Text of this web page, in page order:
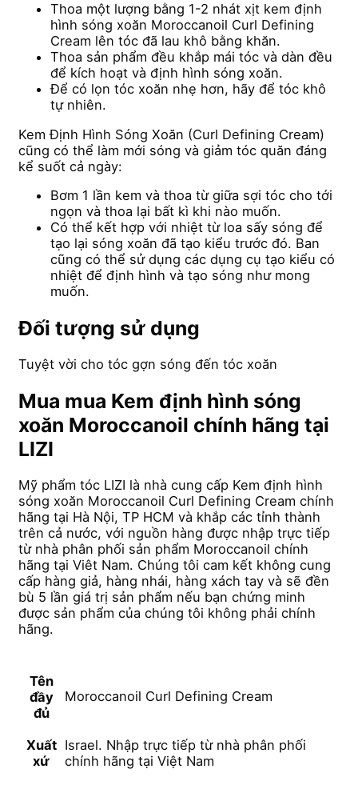
Thoa một lượng bằng 1-2 nhát xịt kem định
hình sóng xoăn Moroccanoil Curl Defining
Cream lên tóc đã lau khô bằng khăn.
Thoa sản phẩm đều khắp mái tóc và dàn đều
để kích hoạt và định hình sóng xoăn.
Để có lọn tóc xoăn nhẹ hơn, hãy để tóc khô
tự nhiên.
Kem Định Hình Sóng Xoăn (Curl Defining Cream)
cũng có thể làm mới sóng và giảm tóc quăn đáng
kể suốt cả ngày:
Bơm 1 lần kem và thoa từ giữa sợi tóc cho tới
ngọn và thoa lại bất kì khi nào muốn.
Có thể kết hợp với nhiệt từ loa sấy sóng để
tạo lại sóng xoăn đã tạo kiểu trước đó. Ban
cũng có thể sử dụng các dụng cụ tạo kiểu có
nhiệt để định hình và tạo sóng như mong
muốn.
Đối tượng sử dụng
Tuyệt vời cho tóc gợn sóng đến tóc xoăn
Mua mua Kem định hình sóng
xoăn Moroccanoil chính hãng tại
LIZI
Mỹ phẩm tóc LIZI là nhà cung cấp Kem định hình
sóng xoăn Moroccanoil Curl Defining Cream chính
hãng tại Hà Nội, TP HCM và khắp các tỉnh thành
trên cả nước, với nguồn hàng được nhập trực tiếp
từ nhà phân phối sản phẩm Moroccanoil chính
hãng tại Viêt Nam. Chúng tôi cam kết không cung
cấp hàng giả, hàng nhái, hàng xách tay và sẽ đền
bù 5 lần giá trị sản phẩm nếu bạn chứng minh
được sản phẩm của chúng tôi không phải chính
hãng.
Tên
đầy
đủ
Moroccanoil Curl Defining Cream
Xuất
xứ
Israel. Nhập trực tiếp từ nhà phân phối
chính hãng tại Việt Nam